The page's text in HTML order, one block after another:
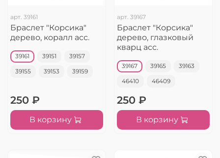
арт. 39161
Браслет "Корсика"
дерево, коралл асс.
39161 39151 39157
39155 39153 39159
250 ₽
В корзину
арт. 39167
Браслет "Корсика"
дерево, глазковый
кварц асс.
39167 39165 39163
46410 46409
250 ₽
В корзину